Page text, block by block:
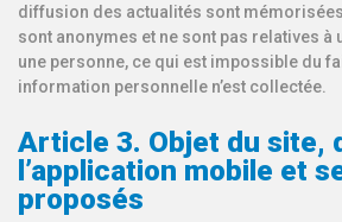
diffusion des actualités sont
sont anonymes et ne sont pas relatives à
une personne, ce qui est impossible du
information personnelle n’est collectée.
Article 3. Objet du site,
l’application mobile et
proposés